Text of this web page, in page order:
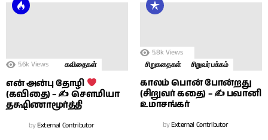
5.6k Views கவிதைகள்
என் அன்பு தோழி
(கவிதை) – ✍ சௌமியா
தக்ஷிணாமூர்த்தி
byExternal Contributor
5.8k Views
சிறுகதைகள் சிறுவர் பக்கம்
காலம் பொன் போன்றது
(சிறுவர் கதை) – ✍ பவானி
உமாசங்கர்
byExternal Contributor